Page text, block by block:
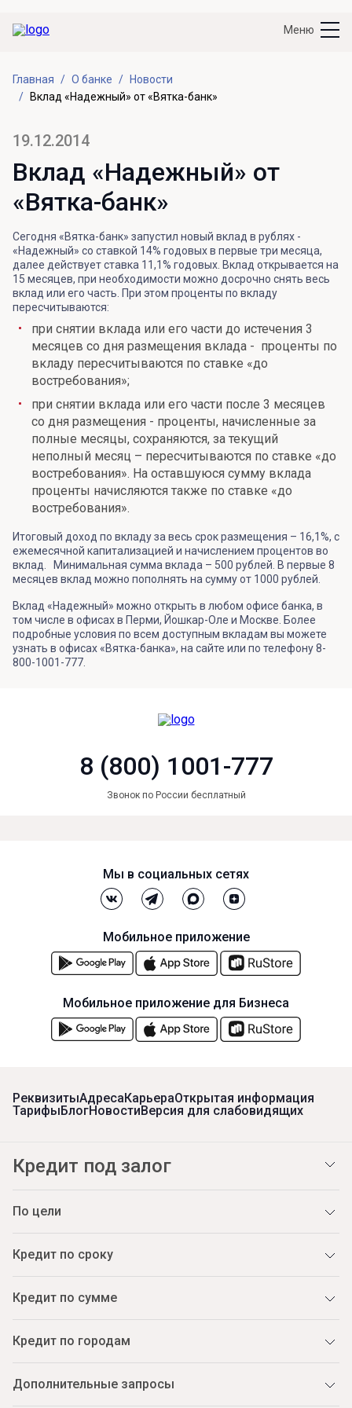
Меню
Главная О банке
Новости
Вклад «Надежный» от «Вятка-банк»
19.12.2014
Вклад «Надежный» от
«Вятка-банк»
Сегодня «Вятка-банк» запустил новый вклад в рублях -
«Надежный» со ставкой 14% годовых в первые три месяца,
далее действует ставка 11,1% годовых. Вклад открывается на
15 месяцев, при необходимости можно досрочно снять весь
вклад или его часть. При этом проценты по вкладу
пересчитываются:
при снятии вклада или его части до истечения 3
месяцев со дня размещения вклада - проценты по
вкладу пересчитываются по ставке «до
востребования»;
при снятии вклада или его части после 3 месяцев
со дня размещения - проценты, начисленные за
полные месяцы, сохраняются, за текущий
неполный месяц – пересчитываются по ставке «до
востребования». На оставшуюся сумму вклада
проценты начисляются также по ставке «до
востребования».
Итоговый доход по вкладу за весь срок размещения – 16,1%, с
ежемесячной капитализацией и начислением процентов во
вклад. Минимальная сумма вклада – 500 рублей. В первые 8
месяцев вклад можно пополнять на сумму от 1000 рублей.
Вклад «Надежный» можно открыть в любом офисе банка, в
том числе в офисах в Перми, Йошкар-Оле и Москве. Более
подробные условия по всем доступным вкладам вы можете
узнать в офисах «Вятка-банка», на сайте или по телефону 8-
800-1001-777.
8 (800) 1001-777
Звонок по России бесплатный
РеквизитыАдресаКарьераОткрытая информация
ТарифыБлогНовостиВерсия для слабовидящих
Кредит под залог
По цели
Кредит по сроку
Кредит по сумме
Кредит по городам
Дополнительные запросы
Мы в социальных сетях
Мобильное приложение
Мобильное приложение для Бизнеса